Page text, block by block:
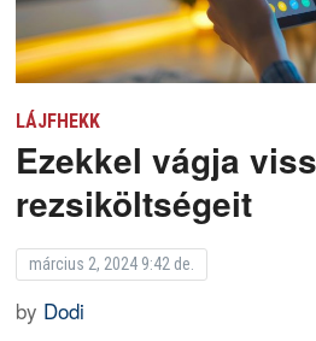
LÁJFHEKK
Ezekkel vágja
rezsiköltségeit
március 2, 2024 9:42 de.
by Dodi